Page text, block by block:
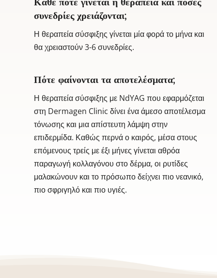
συνεδρίες χρειάζονται;
Η θεραπεία σύσφιξης γίνεται μία φορά το μήνα και
θα χρειαστούν 3-6 συνεδρίες.
Πότε φαίνονται τα αποτελέσματα;
Η θεραπεία σύσφιξης με NdYAG που εφαρμόζεται
στη Dermagen Clinic δίνει ένα άμεσο αποτέλεσμα
τόνωσης και μια απίστευτη λάμψη στην
επιδερμίδα. Καθώς περνά ο καιρός, μέσα στους
επόμενους τρείς με έξι μήνες γίνεται αθρόα
παραγωγή κολλαγόνου στο δέρμα, οι ρυτίδες
μαλακώνουν και το πρόσωπο δείχνει πιο νεανικό,
πιο σφριγηλό και πιο υγιές.